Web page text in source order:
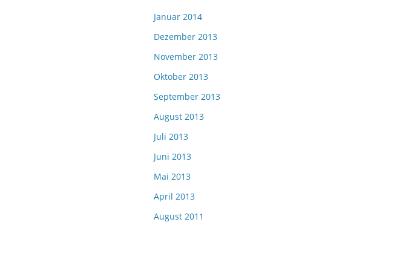
Januar 2014
Dezember 2013
November 2013
Oktober 2013
September 2013
August 2013
Juli 2013
Juni 2013
Mai 2013
April 2013
August 2011